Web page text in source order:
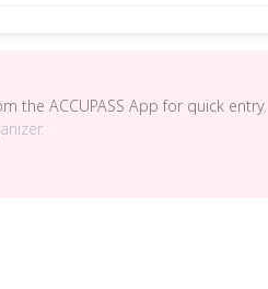
the ACCUPASS App for quick entry.